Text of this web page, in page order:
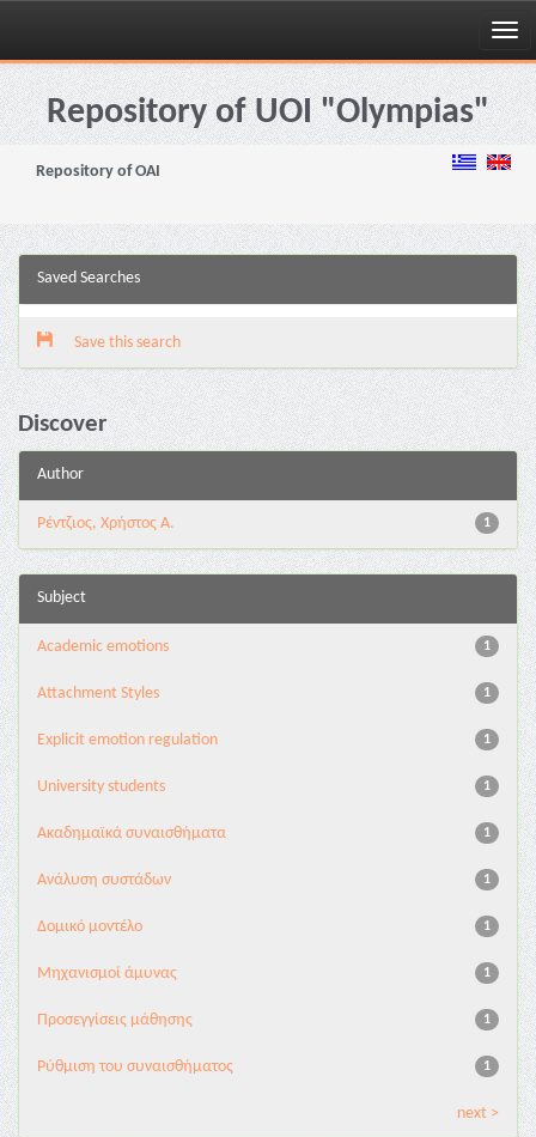
Skip
navigationRepository of UOI "Olympias"
Repository of OAI
Saved Searches
Save this search
Discover
Author
1
Ρέντζιος, Χρήστος Α.
Subject
1
Academic emotions
1
Attachment Styles
1
Explicit emotion regulation
1
University students
1
Ακαδημαϊκά συναισθήματα
1
Ανάλυση συστάδων
1
Δομικό μοντέλο
1
Μηχανισμοί άμυνας
1
Προσεγγίσεις μάθησης
1
Ρύθμιση του συναισθήματος
next >